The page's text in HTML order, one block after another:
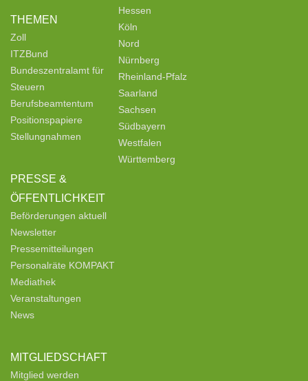
THEMEN
Zoll
ITZBund
Bundeszentralamt für
Steuern
Berufsbeamtentum
Positionspapiere
Stellungnahmen
PRESSE &
ÖFFENTLICHKEIT
Beförderungen aktuell
Newsletter
Pressemitteilungen
Personalräte KOMPAKT
Mediathek
Veranstaltungen
News
MITGLIEDSCHAFT
Mitglied werden
Hessen
Köln
Nord
Nürnberg
Rheinland-Pfalz
Saarland
Sachsen
Südbayern
Westfalen
Württemberg